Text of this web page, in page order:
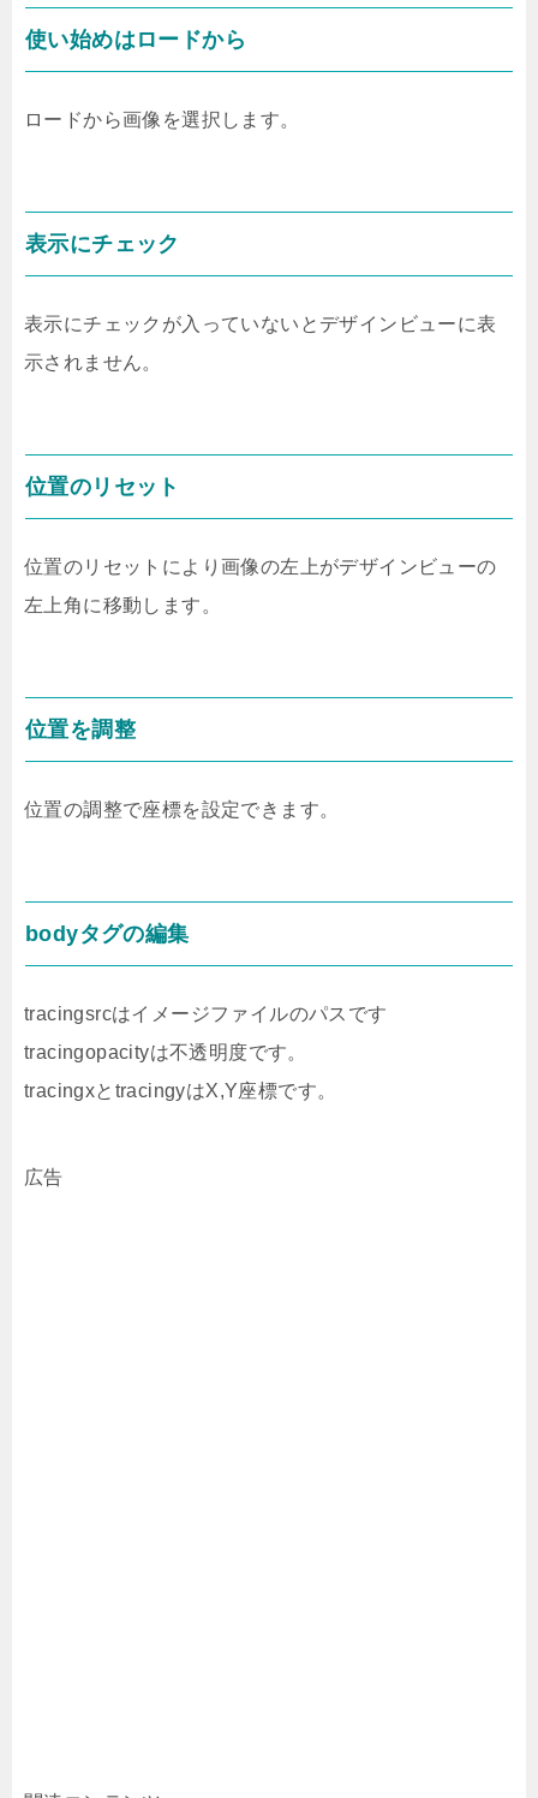
使い始めはロードから
ロードから画像を選択します。
表示にチェック
表示にチェックが入っていないとデザインビューに表
示されません。
位置のリセット
位置のリセットにより画像の左上がデザインビューの
左上角に移動します。
位置を調整
位置の調整で座標を設定できます。
bodyタグの編集
tracingsrcはイメージファイルのパスです
tracingopacityは不透明度です。
tracingxとtracingyはX,Y座標です。
広告